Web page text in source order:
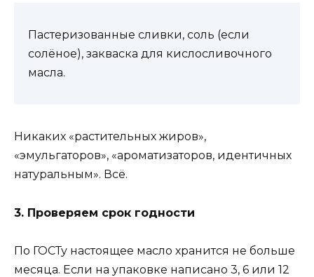
Пастеризованные сливки, соль (если
солёное), закваска для кислосливочного
масла.
Никаких «растительных жиров»,
«эмульгаторов», «ароматизаторов, идентичных
натуральным». Всё.
3. Проверяем срок годности
По ГОСТу настоящее масло хранится не больше
месяца. Если на упаковке написано 3, 6 или 12